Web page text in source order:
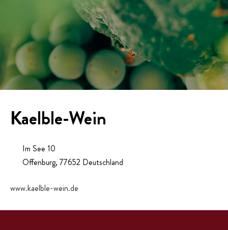
Kaelble-Wein
Im See 10
Offenburg, 77652 Deutschland
www.kaelble-wein.de
NEWS
STORIES